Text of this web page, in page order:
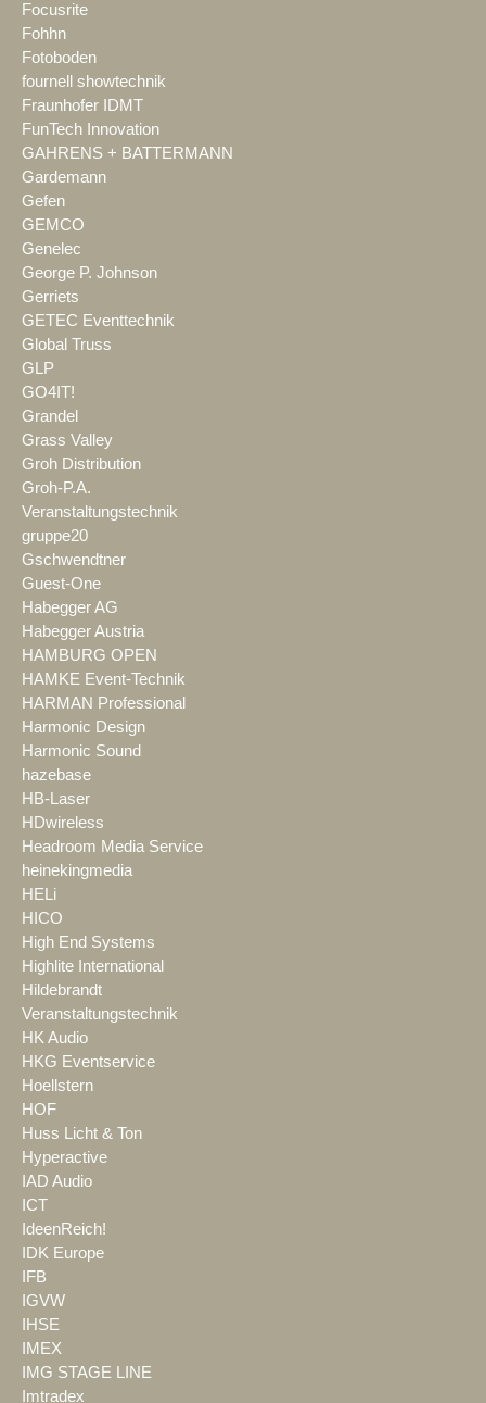
Focusrite
Fohhn
Fotoboden
fournell showtechnik
Fraunhofer IDMT
FunTech Innovation
GAHRENS + BATTERMANN
Gardemann
Gefen
GEMCO
Genelec
George P. Johnson
Gerriets
GETEC Eventtechnik
Global Truss
GLP
GO4IT!
Grandel
Grass Valley
Groh Distribution
Groh-P.A.
Veranstaltungstechnik
gruppe20
Gschwendtner
Guest-One
Habegger AG
Habegger Austria
HAMBURG OPEN
HAMKE Event-Technik
HARMAN Professional
Harmonic Design
Harmonic Sound
hazebase
HB-Laser
HDwireless
Headroom Media Service
heinekingmedia
HELi
HICO
High End Systems
Highlite International
Hildebrandt
Veranstaltungstechnik
HK Audio
HKG Eventservice
Hoellstern
HOF
Huss Licht & Ton
Hyperactive
IAD Audio
ICT
IdeenReich!
IDK Europe
IFB
IGVW
IHSE
IMEX
IMG STAGE LINE
Imtradex